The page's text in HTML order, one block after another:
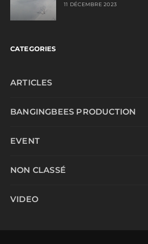
11 DÉCEMBRE 2023
CATEGORIES
ARTICLES
BANGINGBEES PRODUCTION
EVENT
NON CLASSÉ
VIDEO